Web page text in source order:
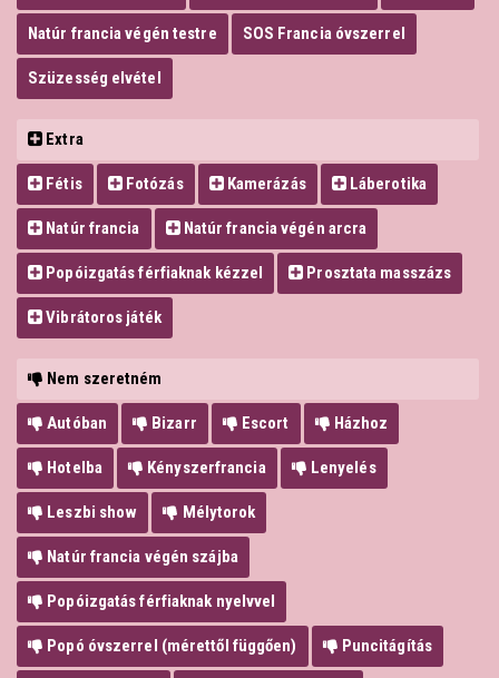
Natúr francia végén testre SOS Francia óvszerrel
Szüzesség elvétel
Extra
Fétis Fotózás Kamerázás Láberotika
Natúr francia Natúr francia végén arcra
Popóizgatás férfiaknak kézzel Prosztata masszázs
Vibrátoros játék
Nem szeretném
Autóban Bizarr Escort Házhoz
Hotelba Kényszerfrancia Lenyelés
Leszbi show Mélytorok
Natúr francia végén szájba
Popóizgatás férfiaknak nyelvvel
Popó óvszerrel (mérettől függően) Puncitágítás